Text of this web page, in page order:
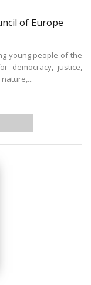
of Europe
young people of the
democracy, justice,